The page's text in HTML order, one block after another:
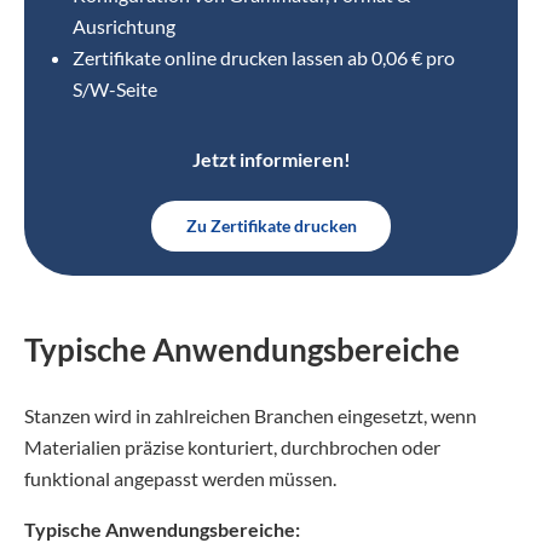
Ausrichtung
Zertifikate online drucken lassen ab 0,06 € pro
S/W-Seite
Jetzt informieren!
Zu Zertifikate drucken
Typische Anwendungsbereiche
Stanzen wird in zahlreichen Branchen eingesetzt, wenn
Materialien präzise konturiert, durchbrochen oder
funktional angepasst werden müssen.
Typische Anwendungsbereiche: